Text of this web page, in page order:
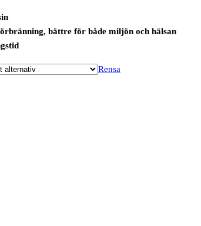
bättre för både miljön och hälsan
Rensa